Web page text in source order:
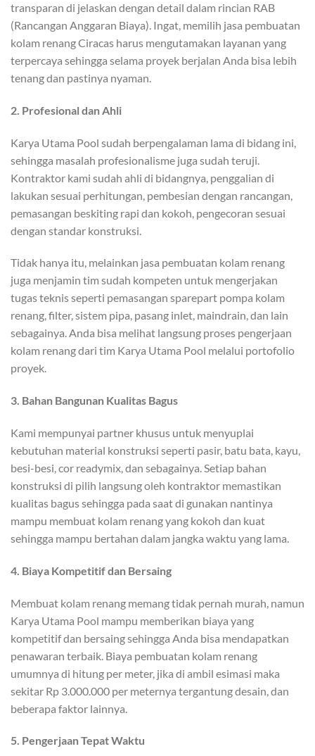
transparan di jelaskan dengan detail dalam rincian RAB
(Rancangan Anggaran Biaya). Ingat, memilih jasa pembuatan
kolam renang Ciracas harus mengutamakan layanan yang
terpercaya sehingga selama proyek berjalan Anda bisa lebih
tenang dan pastinya nyaman.
2. Profesional dan Ahli
Karya Utama Pool sudah berpengalaman lama di bidang ini,
sehingga masalah profesionalisme juga sudah teruji.
Kontraktor kami sudah ahli di bidangnya, penggalian di
lakukan sesuai perhitungan, pembesian dengan rancangan,
pemasangan beskiting rapi dan kokoh, pengecoran sesuai
dengan standar konstruksi.
Tidak hanya itu, melainkan jasa pembuatan kolam renang
juga menjamin tim sudah kompeten untuk mengerjakan
tugas teknis seperti pemasangan sparepart pompa kolam
renang, filter, sistem pipa, pasang inlet, maindrain, dan lain
sebagainya. Anda bisa melihat langsung proses pengerjaan
kolam renang dari tim Karya Utama Pool melalui portofolio
proyek.
3. Bahan Bangunan Kualitas Bagus
Kami mempunyai partner khusus untuk menyuplai
kebutuhan material konstruksi seperti pasir, batu bata, kayu,
besi-besi, cor readymix, dan sebagainya. Setiap bahan
konstruksi di pilih langsung oleh kontraktor memastikan
kualitas bagus sehingga pada saat di gunakan nantinya
mampu membuat kolam renang yang kokoh dan kuat
sehingga mampu bertahan dalam jangka waktu yang lama.
4. Biaya Kompetitif dan Bersaing
Membuat kolam renang memang tidak pernah murah, namun
Karya Utama Pool mampu memberikan biaya yang
kompetitif dan bersaing sehingga Anda bisa mendapatkan
penawaran terbaik. Biaya pembuatan kolam renang
umumnya di hitung per meter, jika di ambil esimasi maka
sekitar Rp 3.000.000 per meternya tergantung desain, dan
beberapa faktor lainnya.
5. Pengerjaan Tepat Waktu